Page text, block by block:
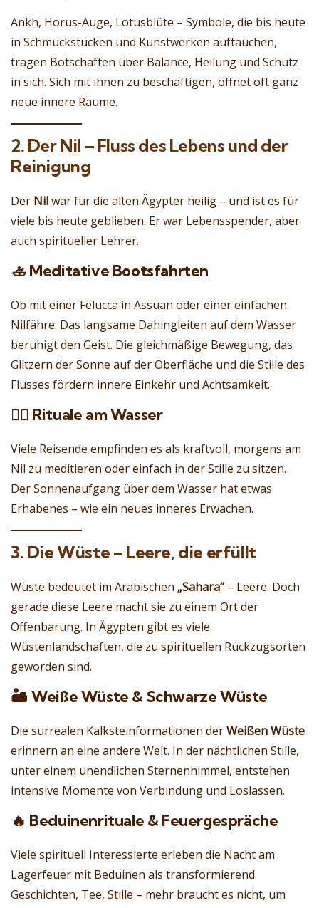
Ankh, Horus-Auge, Lotusblüte – Symbole, die bis heute
in Schmuckstücken und Kunstwerken auftauchen,
tragen Botschaften über Balance, Heilung und Schutz
in sich. Sich mit ihnen zu beschäftigen, öffnet oft ganz
neue innere Räume.
2. Der Nil – Fluss des Lebens und der
Reinigung
Der Nilwar für die alten Ägypter heilig – und ist es für
viele bis heute geblieben. Er war Lebensspender, aber
auch spiritueller Lehrer.
🚣 Meditative Bootsfahrten
Ob mit einer Felucca in Assuan oder einer einfachen
Nilfähre: Das langsame Dahingleiten auf dem Wasser
beruhigt den Geist. Die gleichmäßige Bewegung, das
Glitzern der Sonne auf der Oberfläche und die Stille des
Flusses fördern innere Einkehr und Achtsamkeit.
🧘‍♀️ Rituale am Wasser
Viele Reisende empfinden es als kraftvoll, morgens am
Nil zu meditieren oder einfach in der Stille zu sitzen.
Der Sonnenaufgang über dem Wasser hat etwas
Erhabenes – wie ein neues inneres Erwachen.
3. Die Wüste – Leere, die erfüllt
Wüste bedeutet im Arabischen „Sahara“ – Leere. Doch
gerade diese Leere macht sie zu einem Ort der
Offenbarung. In Ägypten gibt es viele
Wüstenlandschaften, die zu spirituellen Rückzugsorten
geworden sind.
🏜️ Weiße Wüste & Schwarze Wüste
Die surrealen Kalksteinformationen derWeißen Wüste
erinnern an eine andere Welt. In der nächtlichen Stille,
unter einem unendlichen Sternenhimmel, entstehen
intensive Momente von Verbindung und Loslassen.
🔥 Beduinenrituale & Feuergespräche
Viele spirituell Interessierte erleben die Nacht am
Lagerfeuer mit Beduinen als transformierend.
Geschichten, Tee, Stille – mehr braucht es nicht, um